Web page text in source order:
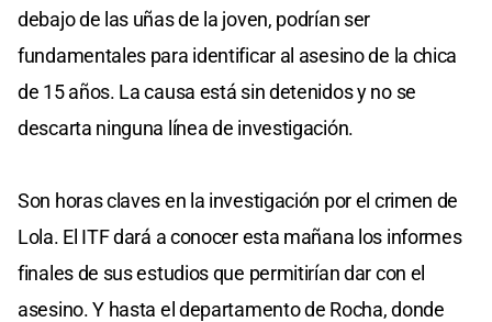
debajo de las uñas de la joven, podrían ser
fundamentales para identificar al asesino de la chica
de 15 años. La causa está sin detenidos y no se
descarta ninguna línea de investigación.
Son horas claves en la investigación por el crimen de
Lola. El ITF dará a conocer esta mañana los informes
finales de sus estudios que permitirían dar con el
asesino. Y hasta el departamento de Rocha, donde